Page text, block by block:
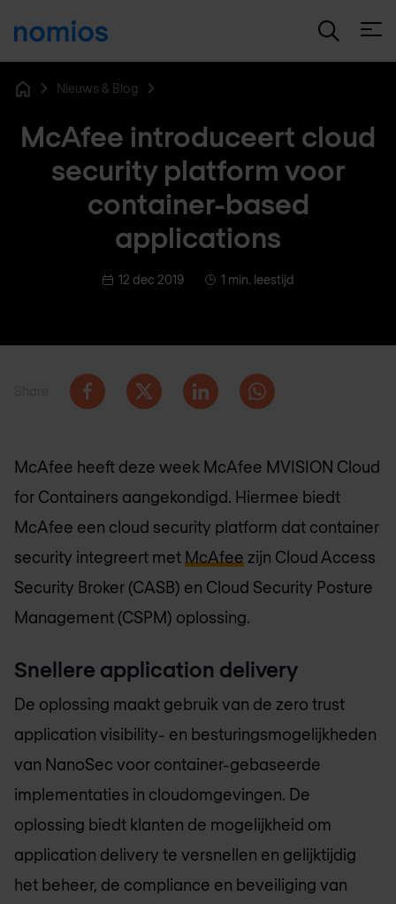
Nieuws & Blog
McAfee introduceert cloud
security platform voor
container-based
applications
12 dec 2019 1 min. leestijd
McAfee heeft deze week McAfee MVISION Cloud
for Containers aangekondigd. Hiermee biedt
McAfee een cloud security platform dat container
security integreert met McAfee zijn Cloud Access
Security Broker (CASB) en Cloud Security Posture
Management (CSPM) oplossing.
Snellere application delivery
De oplossing maakt gebruik van de zero trust
application visibility- en besturingsmogelijkheden
van NanoSec voor container-gebaseerde
implementaties in cloudomgevingen. De
oplossing biedt klanten de mogelijkheid om
application delivery te versnellen en gelijktijdig
het beheer, de compliance en beveiliging van